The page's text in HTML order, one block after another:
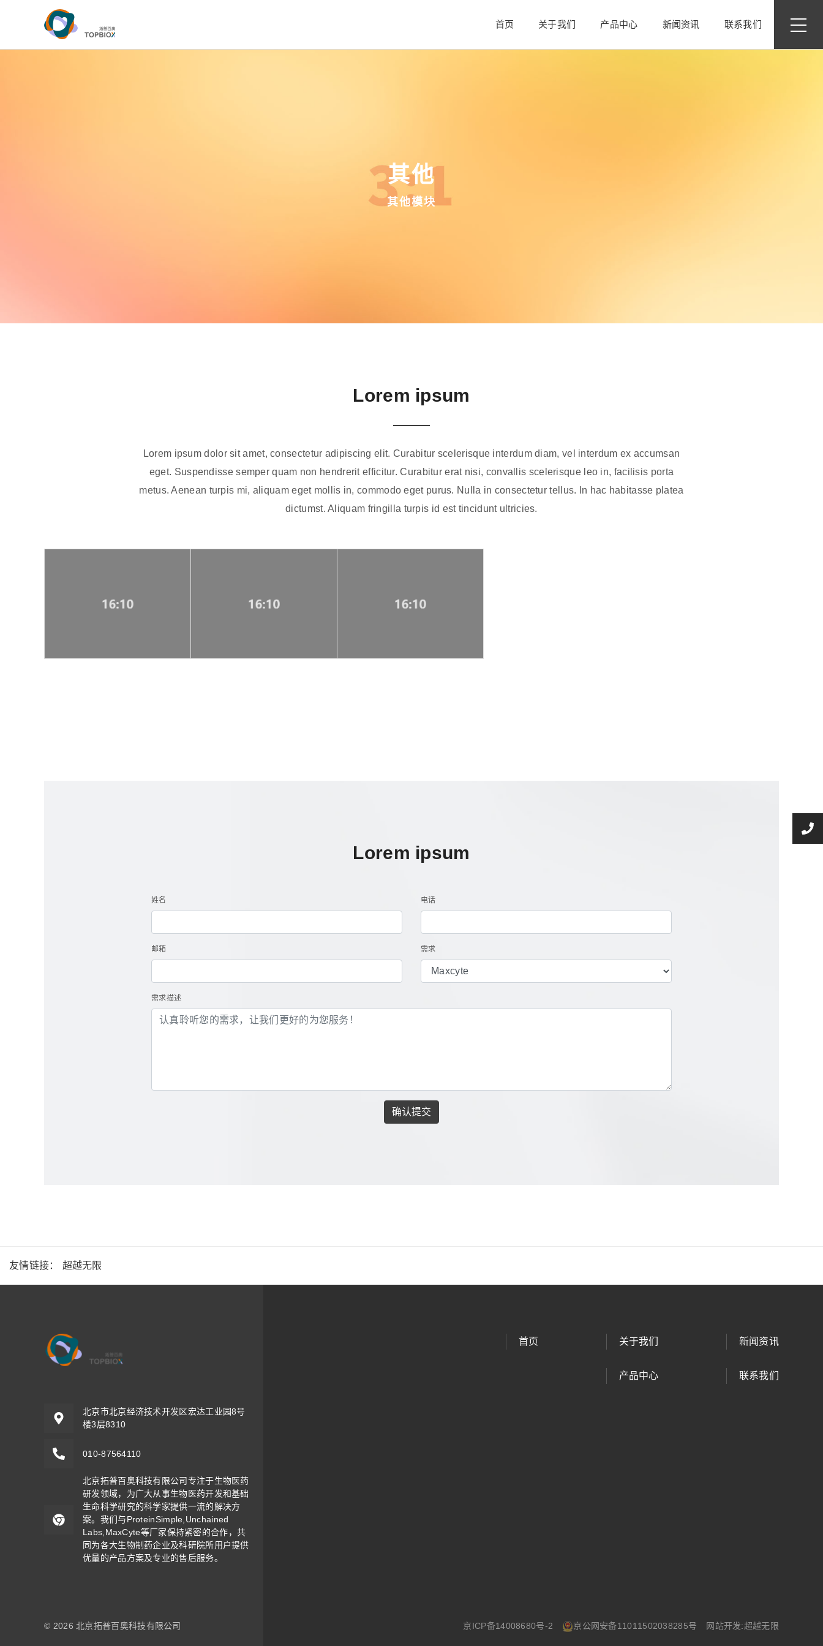
首页 关于我们 产品中心 新闻资讯 联系我们
其他
其他模块
Lorem ipsum
Lorem ipsum dolor sit amet, consectetur adipiscing elit. Curabitur scelerisque interdum diam, vel interdum ex accumsan
eget. Suspendisse semper quam non hendrerit efficitur. Curabitur erat nisi, convallis scelerisque leo in, facilisis porta
metus. Aenean turpis mi, aliquam eget mollis in, commodo eget purus. Nulla in consectetur tellus. In hac habitasse platea
dictumst. Aliquam fringilla turpis id est tincidunt ultricies.
Lorem ipsum
姓名 电话
邮箱 需求
需求描述
确认提交
友情链接： 超越无限
北京市北京经济技术开发区宏达工业园8号
楼3层8310
010-87564110
北京拓普百奥科技有限公司专注于生物医药
研发领域，为广大从事生物医药开发和基础
生命科学研究的科学家提供一流的解决方
案。我们与ProteinSimple,Unchained
Labs,MaxCyte等厂家保持紧密的合作，共
同为各大生物制药企业及科研院所用户提供
优量的产品方案及专业的售后服务。
首页 关于我们
产品中心
新闻资讯
联系我们
© 2026 北京拓普百奥科技有限公司 京ICP备14008680号-2 京公网安备11011502038285号 网站开发:超越无限